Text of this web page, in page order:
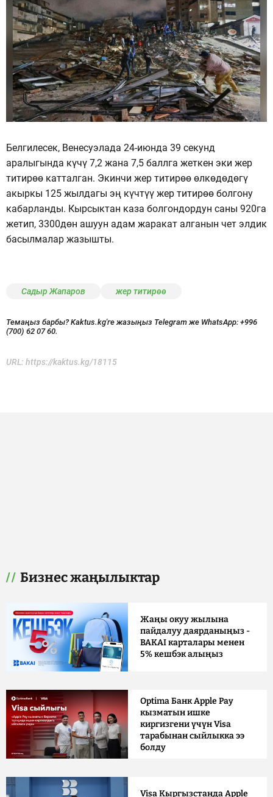
Белгилесек, Венесуэлада 24-июнда 39 секунд
аралыгында күчү 7,2 жана 7,5 баллга жеткен эки жер
титирөө катталган. Экинчи жер титирөө өлкөдөдөгү
акыркы 125 жылдагы эң күчтүү жер титирөө болгону
кабарланды. Кырсыктан каза болгондордун саны 920га
жетип, 3300дөн ашуун адам жаракат алганын чет элдик
басылмалар жазышты.
Садыр Жапаров жер титирөө
Темаңыз барбы? Kaktus.kg'ге жазыңыз Telegram же WhatsApp: +996
(700) 62 07 60.
URL: https://kaktus.kg/18115
Бизнес жаңылыктар
Жаңы окуу жылына
пайдалуу даярданыңыз -
BAKAI карталары менен
5% кешбэк алыңыз
Optima Банк Apple Pay
кызматын ишке
киргизгени үчүн Visa
тарабынан сыйлыкка ээ
болду
Visa Кыргызстанда Apple